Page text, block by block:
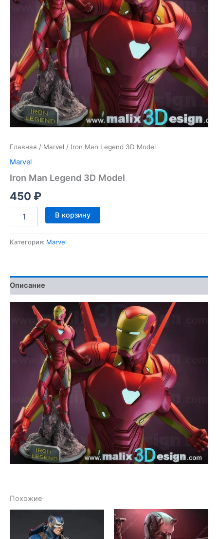
Главная / Marvel / Iron Man Legend 3D Model
Marvel
Iron Man Legend 3D Model
450 ₽
Количество
товара
Man
В корзину
Категория: Marvel
Описание
Похожие